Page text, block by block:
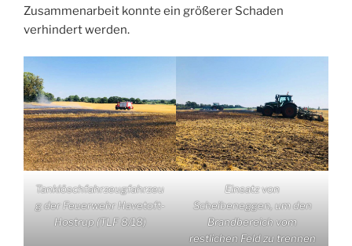
Zusammenarbeit konnte ein größerer Schaden
verhindert werden.
Tanklöschfahrzeugfahrzeu
g der Feuerwehr Havetoft-
Hostrup (TLF 8/18)
Einsatz von
Scheibeneggen, um den
Brandbereich vom
restlichen Feld zu trennen